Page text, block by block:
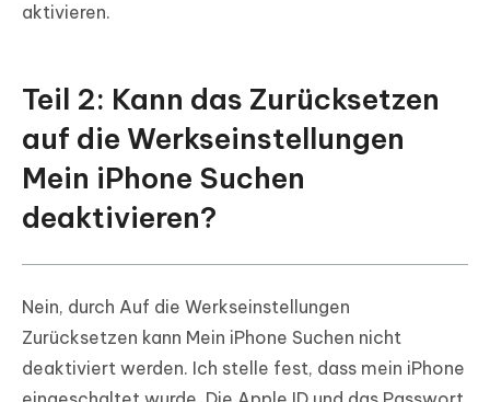
aktivieren.
Teil 2: Kann das Zurücksetzen
auf die Werkseinstellungen
Mein iPhone Suchen
deaktivieren?
Nein, durch Auf die Werkseinstellungen
Zurücksetzen kann Mein iPhone Suchen nicht
deaktiviert werden. Ich stelle fest, dass mein iPhone